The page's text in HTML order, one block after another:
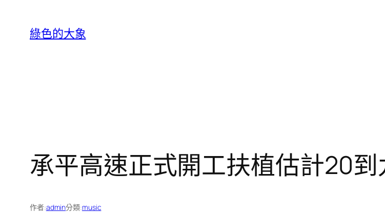
綠色的大象
承平高速正式開工扶植估計20
作者:admin分類:music